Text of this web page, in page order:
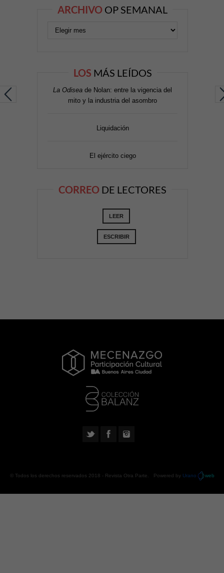
ARCHIVO OP SEMANAL
LOS MÁS LEÍDOS
La Odisea de Nolan: entre la vigencia del
mito y la industria del asombro
Liquidación
El ejército ciego
CORREO DE LECTORES
LEER
ESCRIBIR
© Todos los derechos reservados 2018 - Revista Otra Parte . Powered by Urano web